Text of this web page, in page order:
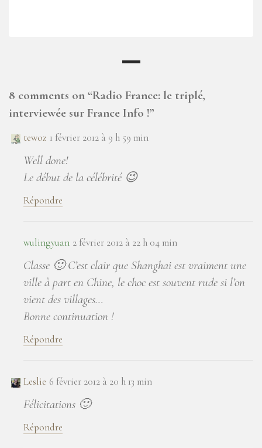
8 comments on “Radio France: le triplé,
interviewée sur France Info !”
tewoz 1 février 2012 à 9 h 59 min
Well done!
Le début de la célébrité 😉
Répondre
wulingyuan 2 février 2012 à 22 h 04 min
Classe 🙂 C’est clair que Shanghai est vraiment une
ville à part en Chine, le choc est souvent rude si l’on
vient des villages…
Bonne continuation !
Répondre
Leslie 6 février 2012 à 20 h 13 min
Félicitations 🙂
Répondre